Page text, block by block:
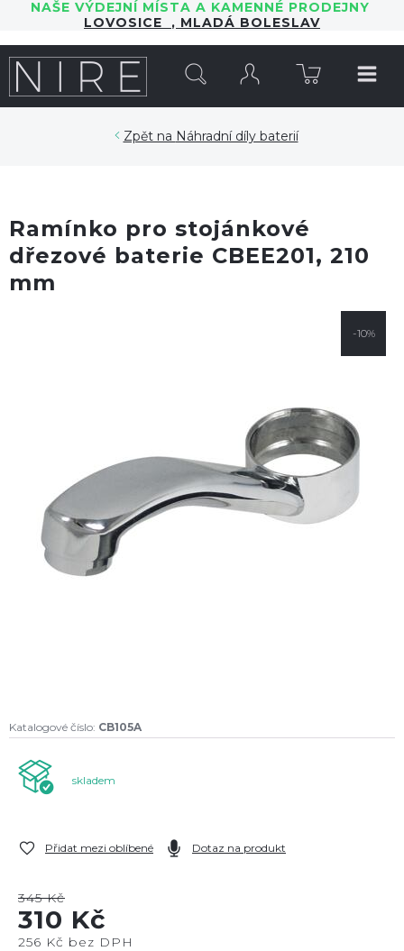
NAŠE VÝDEJNÍ MÍSTA A KAMENNÉ PRODEJNY
LOVOSICE , MLADÁ BOLESLAV
Náhradní díly baterií
Ramínko pro stojánkové
dřezové baterie CBEE201, 210
mm
-10%
Katalogové číslo: CB105A
skladem
Přidat mezi oblíbené Dotaz na produkt
345 Kč
310 Kč
256 Kč bez DPH